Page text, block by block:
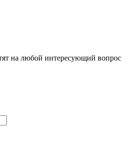
на любой интересующий вопрос